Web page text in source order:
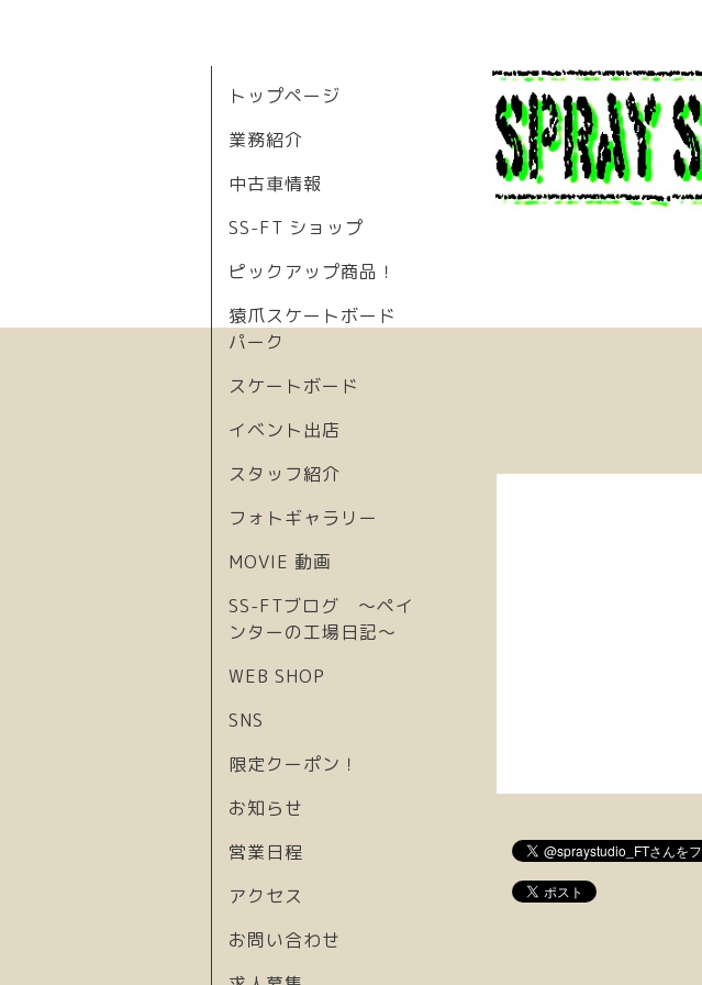
トップページ
業務紹介
中古車情報
SS-FT ショップ
ピックアップ商品！
猿爪スケートボード
パーク
スケートボード
イベント出店
スタッフ紹介
フォトギャラリー
MOVIE 動画
SS-FTブログ 〜ペイ
ンターの工場日記〜
WEB SHOP
SNS
限定クーポン！
お知らせ
営業日程
アクセス
お問い合わせ